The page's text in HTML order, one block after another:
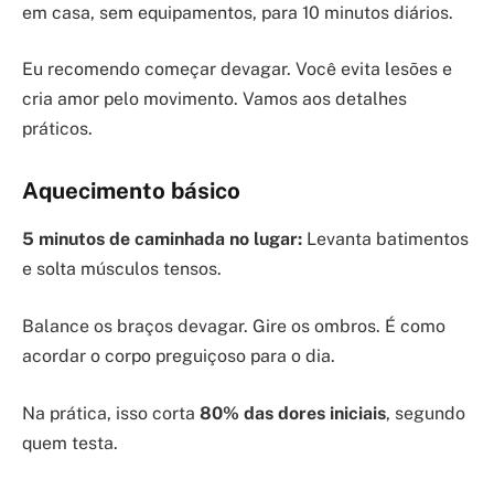
em casa, sem equipamentos, para 10 minutos diários.
Eu recomendo começar devagar. Você evita lesões e
cria amor pelo movimento. Vamos aos detalhes
práticos.
Aquecimento básico
5 minutos de caminhada no lugar: Levanta batimentos
e solta músculos tensos.
Balance os braços devagar. Gire os ombros. É como
acordar o corpo preguiçoso para o dia.
Na prática, isso corta 80% das dores iniciais, segundo
quem testa.